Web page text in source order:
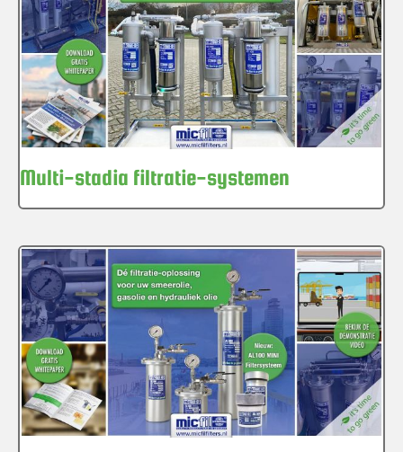
Multi-stadia filtratie-systemen